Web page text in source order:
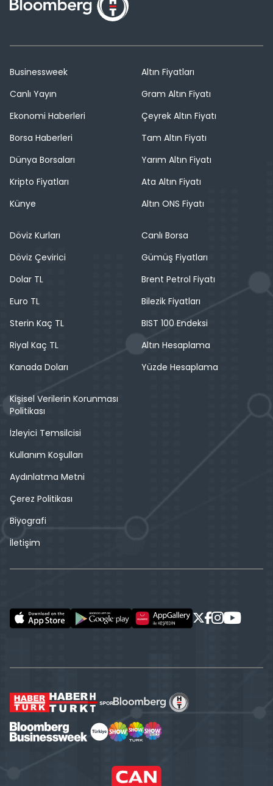
Businessweek
Canlı Yayın
Ekonomi Haberleri
Borsa Haberleri
Dünya Borsaları
Kripto Fiyatları
Künye
Altın Fiyatları
Gram Altın Fiyatı
Çeyrek Altın Fiyatı
Tam Altın Fiyatı
Yarım Altın Fiyatı
Ata Altın Fiyatı
Altın ONS Fiyatı
Döviz Kurları
Döviz Çevirici
Dolar TL
Euro TL
Sterin Kaç TL
Riyal Kaç TL
Kanada Doları
Canlı Borsa
Gümüş Fiyatları
Brent Petrol Fiyatı
Bilezik Fiyatları
BIST 100 Endeksi
Altın Hesaplama
Yüzde Hesaplama
Kişisel Verilerin Korunması
Politikası
İzleyici Temsilcisi
Kullanım Koşulları
Aydınlatma Metni
Çerez Politikası
Biyografi
İletişim